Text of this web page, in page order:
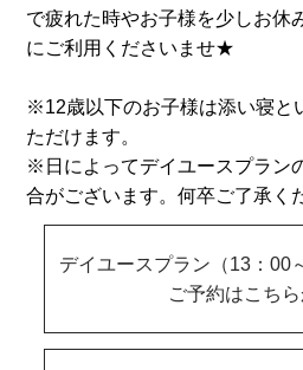
で疲れた時やお子様を少しお休
にご利用くださいませ★
※12歳以下のお子様は添い寝と
ただけます。
※日によってデイユースプラン
合がございます。何卒ご了承く
デイユースプラン（13：00
ご予約はこち